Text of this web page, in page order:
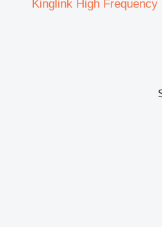
Kinglink High